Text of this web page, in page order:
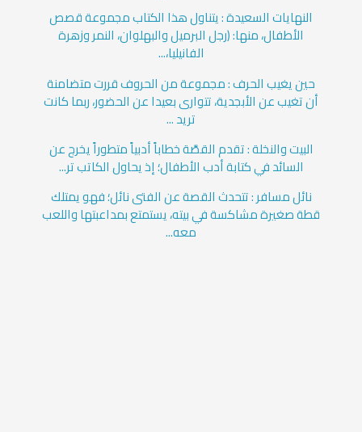
النهايات السعيدة : يتناول هذا الكتاب مجموعة قصص
الأطفال، منها: (رجل البرميل والبهلوان، النمر وزهرة
الفانيليا،...
حين يغيب الحرف : مجموعة من الحروف قررت متضامنة
أن تغيب عن الأبجدية، تتوارى بعيدا عن الحضور، ربما كانت
تريد ...
البيت والنخلة : تقدم القصَّة خطاباً أدبياً متطوراً يخرج عن
السائد في كتابة أدب الأطفال؛ إذ يحاول الكاتب تر...
نائل مسافر : تتحدث القصة عن الفتى نائل؛ فهو يمتلك
قطة صغيرة مشاكسة في بيته، يستمتع بمداعبتها واللعب
معه...